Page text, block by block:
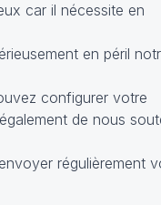
car il nécessite en
en péril
configurer votre
de nous
régulièrement